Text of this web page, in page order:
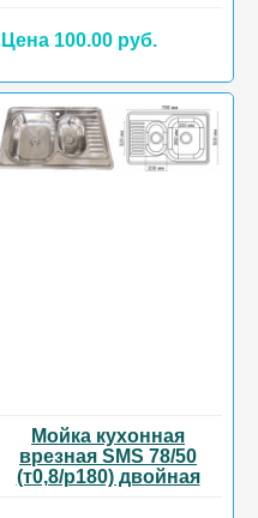
Цена 100.00 руб.
Мойка кухонная
врезная SMS 78/50
(т0,8/р180) двойная